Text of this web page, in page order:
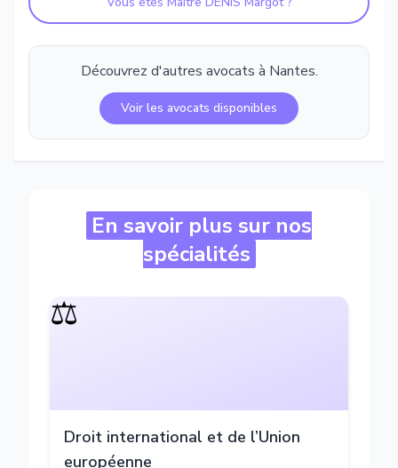
Découvrez d'autres avocats à Nantes.
Voir les avocats disponibles
En savoir plus sur nos
spécialités
⚖️
Droit international et de l’Union
européenne